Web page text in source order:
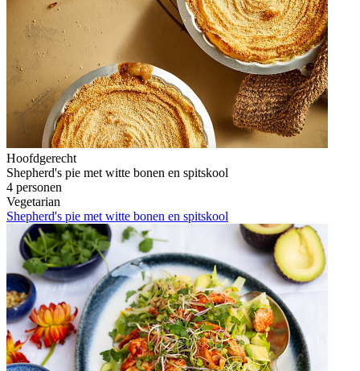
Hoofdgerecht
Shepherd's pie met witte bonen en spitskool
4 personen
Vegetarian
Shepherd's pie met witte bonen en spitskool